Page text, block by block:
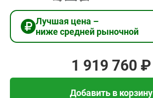
Лучшая цена –
ниже средней рыночной
1 919 760 ₽
Добавить в корзину
Добавить в корзину
Купить в 1 клик
В кредит от 63 992 руб/
мес